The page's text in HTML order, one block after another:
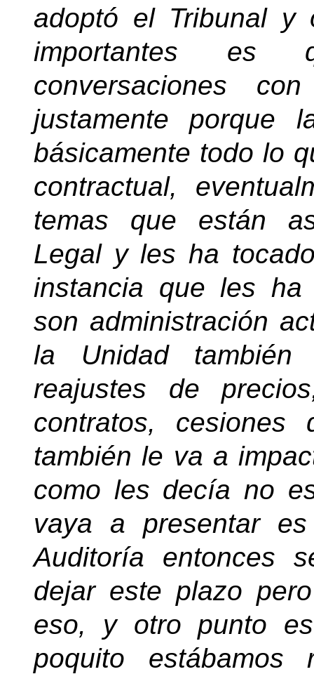
adoptó el Tribunal y
importantes es
conversaciones
justamente porque
básicamente todo lo
contractual,
temas que están
Legal y les ha
instancia que les
son administración
la Unidad
reajustes de
contratos, cesiones
también le va a
como les decía no
vaya a presentar
Auditoría entonces
dejar este plazo
eso, y otro punto
poquito